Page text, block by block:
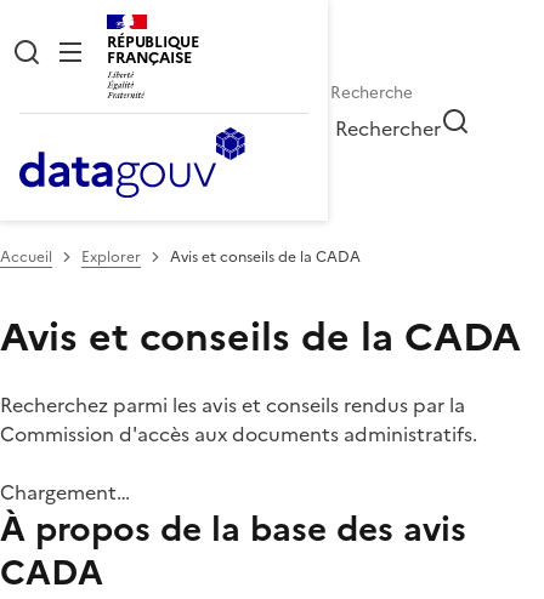
RÉPUBLIQUE
FRANÇAISE
Rechercher
Accueil Explorer Avis et conseils de la CADA
Avis et conseils de la CADA
Recherchez parmi les avis et conseils rendus par la
Commission d'accès aux documents administratifs.
Chargement…
À propos de la base des avis
CADA